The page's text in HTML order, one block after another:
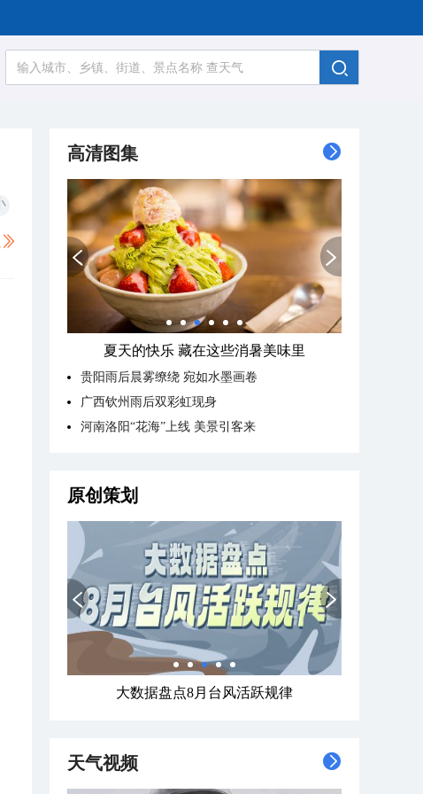
高清图集
夏天的快乐 藏在这些消暑美味里
贵阳雨后晨雾缭绕 宛如水墨画卷
广西钦州雨后双彩虹现身
河南洛阳“花海”上线 美景引客来
原创策划
大数据盘点8月台风活跃规律
天气视频